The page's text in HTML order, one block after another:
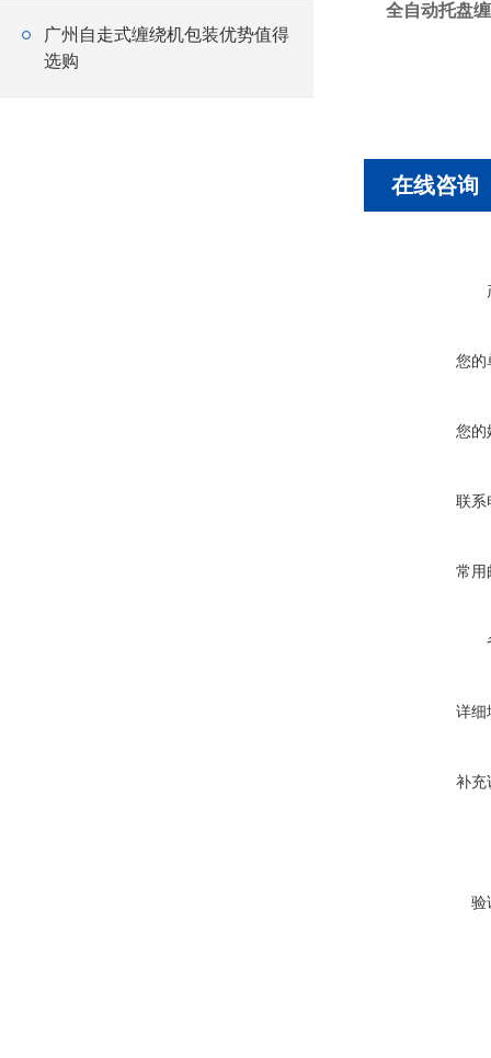
广州自走式缠绕机包装优势值得
选购
全自动托盘
在线咨询
您的
您的
联系
常用
详细
补充
验